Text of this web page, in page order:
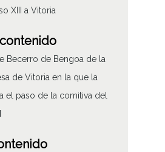
XIII a Vitoria
Becerro de Bengoa de la
de Vitoria en la que la
el paso de la comitiva del